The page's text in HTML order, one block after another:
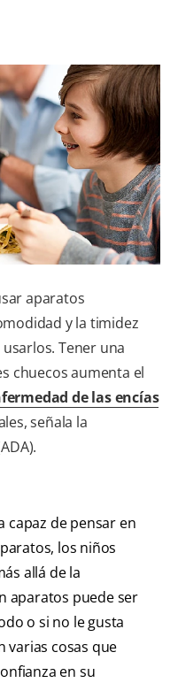
PARA PROFESIONALES
CUPONES
CO (ES)
SUSCRÍBETE
aparatos
y la timidez
Tener una
chuecos aumenta el
de las encías
señala la
capaz de pensar en
los niños
allá de la
aparatos puede ser
o si no le gusta
varias cosas que
en su